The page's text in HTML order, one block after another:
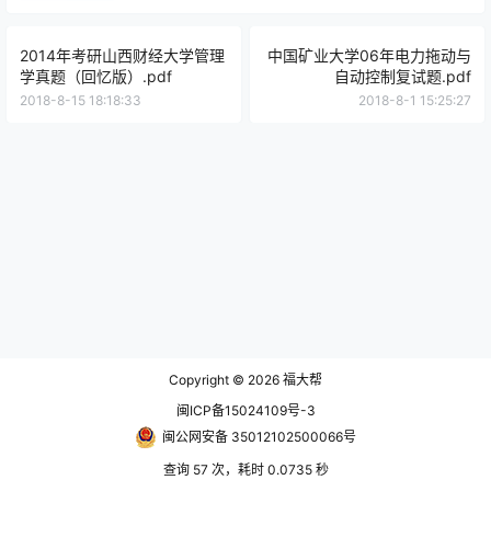
2014年考研山西财经大学管理
学真题（回忆版）.pdf
2018-8-15 18:18:33
中国矿业大学06年电力拖动与
自动控制复试题.pdf
2018-8-1 15:25:27
Copyright © 2026 福大帮
闽ICP备15024109号-3
闽公网安备 35012102500066号
查询 57 次，耗时 0.0735 秒